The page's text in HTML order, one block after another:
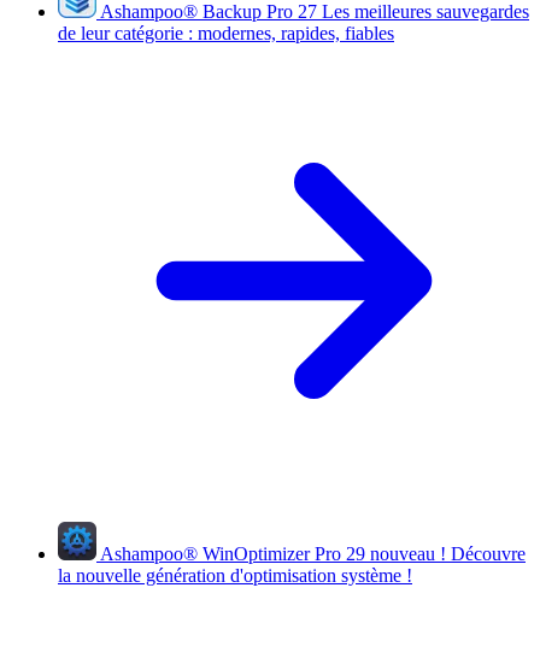
Ashampoo® Backup Pro 27 Les meilleures sauvegardes
de leur catégorie : modernes, rapides, fiables
Ashampoo® WinOptimizer Pro 29 nouveau ! Découvre
la nouvelle génération d'optimisation système !